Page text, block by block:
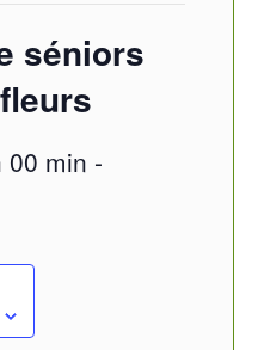
séniors
00 min -